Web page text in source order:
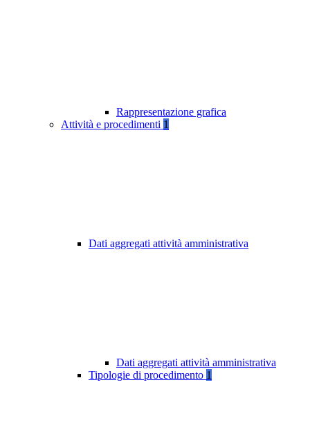
Rappresentazione grafica
Attività e procedimenti 1
Dati aggregati attività amministrativa
Dati aggregati attività amministrativa
Tipologie di procedimento 1